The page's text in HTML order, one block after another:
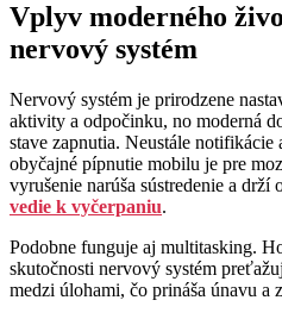
Vplyv moderného
nervový systém
Nervový systém je prirodzene
aktivity a odpočinku, no moderná
stave zapnutia. Neustále
obyčajné pípnutie mobilu je pre
vyrušenie narúša sústredenie a drží
vedie k vyčerpaniu.
Podobne funguje aj multitasking.
skutočnosti nervový systém
medzi úlohami, čo prináša únavu a